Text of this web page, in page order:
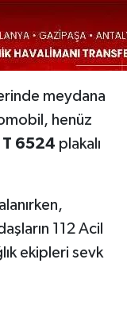
meydana
henüz
T 6524 plakalı
112 Acil
ekipleri sevk